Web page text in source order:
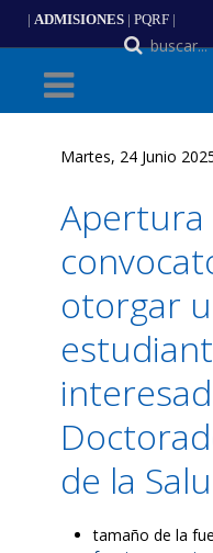
| ADMISIONES | PQRF |
Martes, 24 Junio
Apertura
otorgar
de la
tamaño de la